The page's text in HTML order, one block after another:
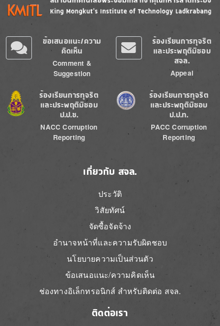
ข้อเสนอแนะ/ความ
คิดเห็น
Comment &
Suggestion
ร้องเรียนการทุจริต
และประพฤติมิชอบ
สจล.
Appeal
Image
ร้องเรียนการทุจริต
และประพฤติมิชอบ
ป.ป.ช.
NACC Corruption
Reporting
Image
ร้องเรียนการทุจริต
และประพฤติมิชอบ
ป.ป.ท.
PACC Corruption
Reporting
เกี่ยวกับ สจล.
ประวัติ
วิสัยทัศน์
จัดซื้อจัดจ้าง
อำนาจหน้าที่และความรับผิดชอบ
นโยบายความเป็นส่วนตัว
ข้อเสนอแนะ/ความคิดเห็น
ช่องทางอิเล็กทรอนิกส์ สำหรับติดต่อ สจล.
ติดต่อเรา